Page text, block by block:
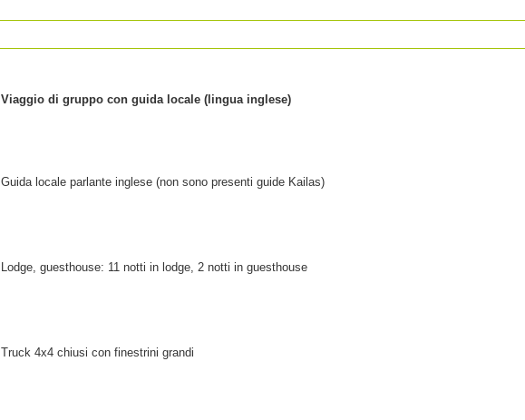
Viaggio di gruppo con guida locale (lingua inglese)
Guida locale parlante inglese (non sono presenti guide Kailas)
Lodge, guesthouse: 11 notti in lodge, 2 notti in guesthouse
Truck 4x4 chiusi con finestrini grandi